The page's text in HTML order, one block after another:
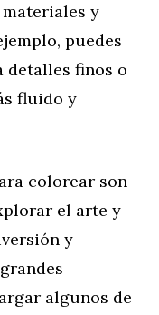
y
puedes
detalles finos o
fluido y
colorear son
el arte y
y
algunos de